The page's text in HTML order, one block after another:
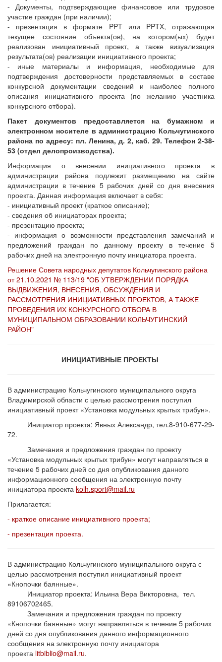
- Документы, подтверждающие финансовое или трудовое
участие граждан (при наличии);
- презентация в формате PPT или PPTX, отражающая
текущее состояние объекта(ов), на котором(ых) будет
реализован инициативный проект, а также визуализация
результата(ов) реализации инициативного проекта;
- иные материалы и информация, необходимые для
подтверждения достоверности представляемых в составе
конкурсной документации сведений и наиболее полного
описания инициативного проекта (по желанию участника
конкурсного отбора).
Пакет документов предоставляется на бумажном и
электронном носителе в администрацию Кольчугинского
района по адресу: пл. Ленина, д. 2, каб. 29. Телефон 2-38-
53 (отдел делопроизводства).
Информация о внесении инициативного проекта в
администрации района подлежит размещению на сайте
администрации в течение 5 рабочих дней со дня внесения
проекта. Данная информация включает в себя:
- инициативный проект (краткое описание);
- сведения об инициаторах проекта;
- презентацию проекта;
- информация о возможности представления замечаний и
предложений граждан по данному проекту в течение 5
рабочих дней на электронную почту инициатора проекта.
Решение Совета народных депутатов Кольчугинского района
от 21.10.2021 № 113/19 "ОБ УТВЕРЖДЕНИИ ПОРЯДКА
ВЫДВИЖЕНИЯ, ВНЕСЕНИЯ, ОБСУЖДЕНИЯ И
РАССМОТРЕНИЯ ИНИЦИАТИВНЫХ ПРОЕКТОВ, А ТАКЖЕ
ПРОВЕДЕНИЯ ИХ КОНКУРСНОГО ОТБОРА В
МУНИЦИПАЛЬНОМ ОБРАЗОВАНИИ КОЛЬЧУГИНСКИЙ
РАЙОН"
ИНИЦИАТИВНЫЕ ПРОЕКТЫ
В администрацию Кольчугинского муниципального округа
Владимирской области с целью рассмотрения поступил
инициативный проект «Установка модульных крытых трибун».
Инициатор проекта: Явных Александр, тел.8-910-677-29-
72.
Замечания и предложения граждан по проекту
«Установка модульных крытых трибун» могут направляться в
течение 5 рабочих дней со дня опубликования данного
информационного сообщения на электронную почту
инициатора проекта kolh.sport@mail.ru
Прилагается:
- краткое описание инициативного проекта;
- презентация проекта.
В администрацию Кольчугинского муниципального округа с
целью рассмотрения поступил инициативный проект
«Кнопочки баянные».
Инициатор проекта: Ильина Вера Викторовна, тел.
89106702465.
Замечания и предложения граждан по проекту
«Кнопочки баянные» могут направляться в течение 5 рабочих
дней со дня опубликования данного информационного
сообщения на электронную почту инициатора
проекта litbiblio@mail.ru.